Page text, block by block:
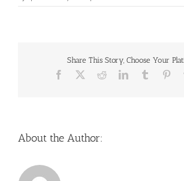
Share This Story, Choose Your
Facebook RedditLinkedInTumblr
About the Author: